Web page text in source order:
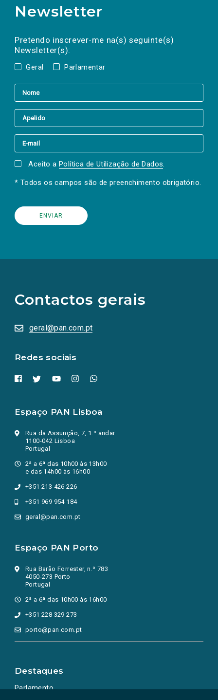
Newsletter
Pretendo inscrever-me na(s) seguinte(s)
Newsletter(s):
Geral Parlamentar
a(s) newsletter(s).
mail
Aceito a Política de Utilização de Dados.
* Todos os campos são de preenchimento obrigatório.
Contactos gerais
geral@pan.com.pt
Redes sociais
redes
sociais
numa
nova
Espaço PAN Lisboa
Rua da Assunção, 7, 1.º andar
1100-042 Lisboa
Portugal
2ª a 6ª das 10h00 às 13h00
e das 14h00 às 16h00
+351 213 426 226
+351 969 954 184
geral@pan.com.pt
Espaço PAN Porto
Rua Barão Forrester, n.º 783
4050-273 Porto
Portugal
2ª a 6ª das 10h00 às 16h00
+351 228 329 273
porto@pan.com.pt
Destaques
Parlamento